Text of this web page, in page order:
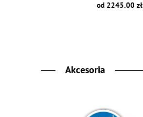
od 2245.00 zł
Akcesoria